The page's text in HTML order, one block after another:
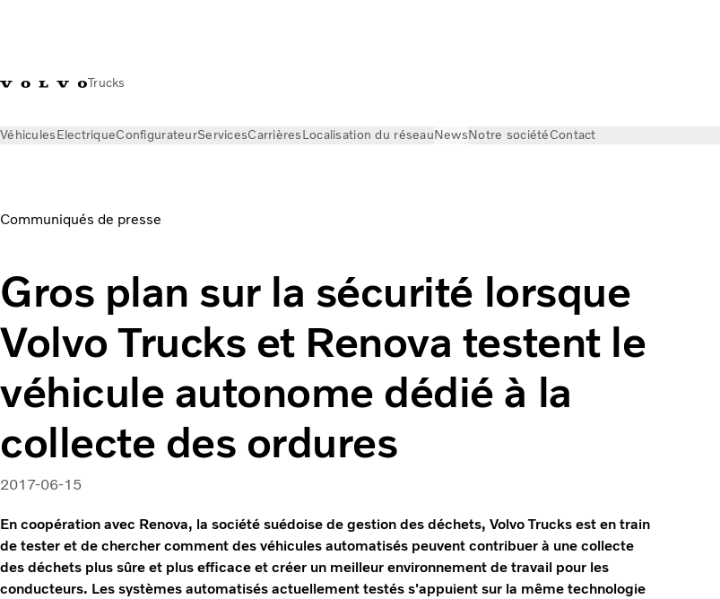
Trucks
VéhiculesElectriqueConfigurateurServicesCarrièresLocalisation du réseauNewsNotre sociétéContact
Communiqués de presse
Gros plan sur la sécurité lorsque
Volvo Trucks et Renova testent le
véhicule autonome dédié à la
collecte des ordures
2017-06-15
En coopération avec Renova, la société suédoise de gestion des déchets, Volvo Trucks est en train
de tester et de chercher comment des véhicules automatisés peuvent contribuer à une collecte
des déchets plus sûre et plus efficace et créer un meilleur environnement de travail pour les
conducteurs. Les systèmes automatisés actuellement testés s'appuient sur la même technologie